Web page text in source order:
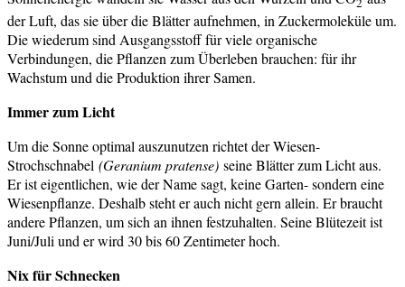
der Luft, das sie über die Blätter aufnehmen, in Zuckermoleküle um.
Die wiederum sind Ausgangsstoff für viele organische
Verbindungen, die Pflanzen zum Überleben brauchen: für ihr
Wachstum und die Produktion ihrer Samen.
Immer zum Licht
Um die Sonne optimal auszunutzen richtet der Wiesen-
Strochschnabel (Geranium pratense) seine Blätter zum Licht aus.
Er ist eigentlichen, wie der Name sagt, keine Garten- sondern eine
Wiesenpflanze. Deshalb steht er auch nicht gern allein. Er braucht
andere Pflanzen, um sich an ihnen festzuhalten. Seine Blütezeit ist
Juni/Juli und er wird 30 bis 60 Zentimeter hoch.
Nix für Schnecken